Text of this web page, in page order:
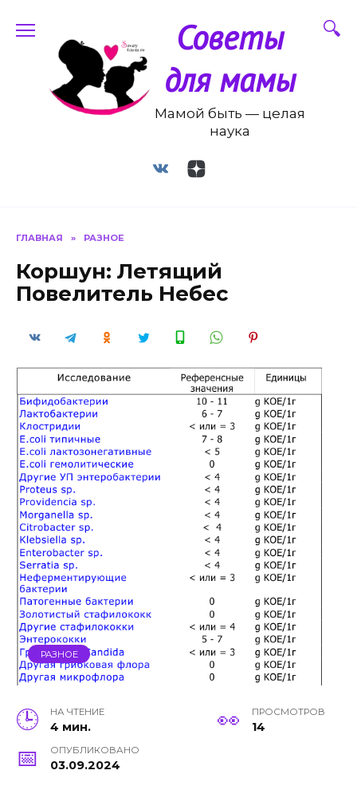
содержанию
Советы
для мамы
Мамой быть — целая
наука
ГЛАВНАЯ » РАЗНОЕ
Коршун: Летящий
Повелитель Небес
РАЗНОЕ
НА ЧТЕНИЕ
4 мин.
ПРОСМОТРОВ
14
ОПУБЛИКОВАНО
03.09.2024